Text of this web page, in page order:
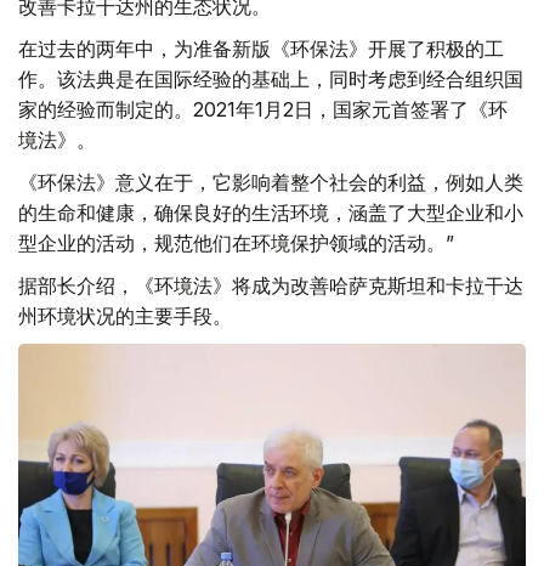
改善卡拉干达州的生态状况。
在过去的两年中，为准备新版《环保法》开展了积极的工
作。该法典是在国际经验的基础上，同时考虑到经合组织国
家的经验而制定的。2021年1月2日，国家元首签署了《环
境法》。
《环保法》意义在于，它影响着整个社会的利益，例如人类
的生命和健康，确保良好的生活环境，涵盖了大型企业和小
型企业的活动，规范他们在环境保护领域的活动。”
据部长介绍，《环境法》将成为改善哈萨克斯坦和卡拉干达
州环境状况的主要手段。